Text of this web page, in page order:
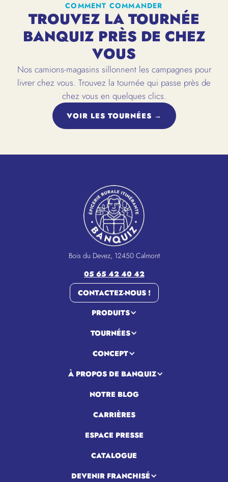
COMMENT COMMANDER
TROUVEZ LA TOURNÉE
BANQUIZ PRÈS DE CHEZ
VOUS
Nos camions-magasins sillonnent les campagnes pour
livrer chez vous. Trouvez la tournée qui passe près de
chez vous en quelques clics.
VOIR LES TOURNÉES →
Bois du Devez, 12450 Calmont
05 65 42 40 42
CONTACTEZ-NOUS !
PRODUITS
TOURNÉES
CONCEPT
À PROPOS DE BANQUIZ
NOTRE BLOG
CARRIÈRES
ESPACE PRESSE
CATALOGUE
DEVENIR FRANCHISÉ